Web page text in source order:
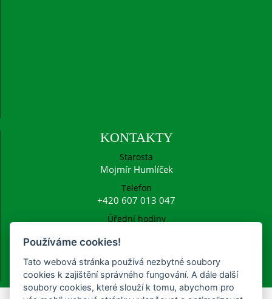
KONTAKTY
Starosta
Mojmír Humlíček
Telefon
+420 607 013 047
Úřední hodiny
ucetni@frysava.cz
starosta@frysava.cz
Používáme cookies!
Tato webová stránka používá nezbytné soubory
cookies k zajištění správného fungování. A dále další
soubory cookies, které slouží k tomu, abychom pro